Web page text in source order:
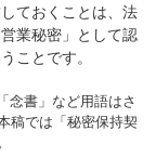
ておくことは、法
業秘密」として認
ことです。
念書」など用語はさ
稿では「秘密保持契